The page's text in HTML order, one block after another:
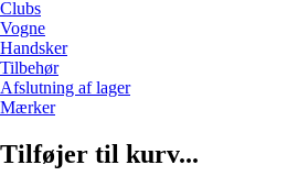
Clubs
Vogne
Handsker
Tilbehør
Afslutning af lager
Mærker
Tilføjer til kurv...